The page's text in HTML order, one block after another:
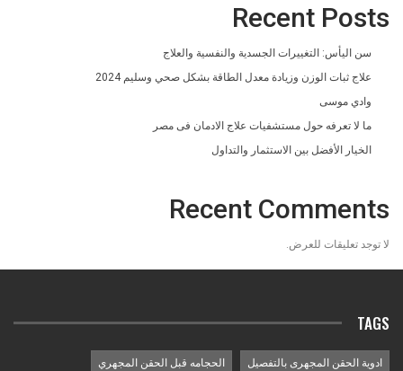
Recent Posts
سن اليأس: التغييرات الجسدية والنفسية والعلاج
علاج ثبات الوزن وزيادة معدل الطاقة بشكل صحي وسليم 2024
وادي موسى
ما لا تعرفه حول مستشفيات علاج الادمان فى مصر
الخيار الأفضل بين الاستثمار والتداول
Recent Comments
لا توجد تعليقات للعرض.
TAGS
ادوية الحقن المجهرى بالتفصيل الحجامه قبل الحقن المجهري